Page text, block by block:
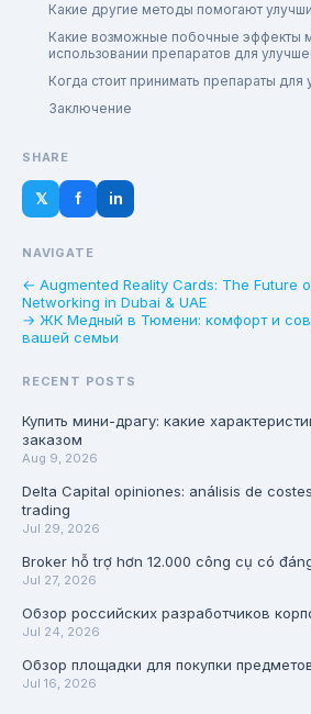
Какие другие методы помогают
Какие возможные побочные эффекты
использовании препаратов для
Когда стоит принимать препараты для
Заключение
SHARE
𝕏 f in
NAVIGATE
← Augmented Reality Cards: The Future
Networking in Dubai & UAE
→ ЖК Медный в Тюмени: комфорт и
вашей семьи
RECENT POSTS
Купить мини-драгу: какие
заказом
Aug 9, 2026
Delta Capital opiniones: análisis de
trading
Jul 29, 2026
Broker hỗ trợ hơn 12.000 công cụ có
Jul 27, 2026
Обзор российских разработчиков
Jul 24, 2026
Обзор площадки для покупки
Jul 16, 2026